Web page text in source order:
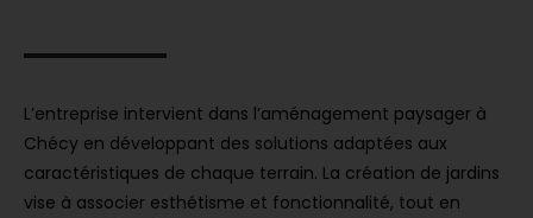
L’entreprise intervient dans l’aménagement paysager à
Chécy en développant des solutions adaptées aux
caractéristiques de chaque terrain. La création de jardins
vise à associer esthétisme et fonctionnalité, tout en